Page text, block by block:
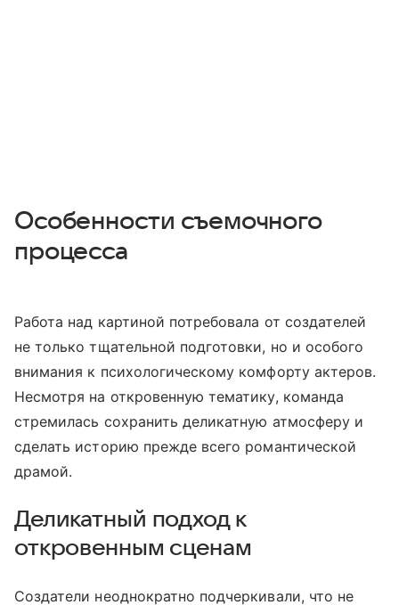
Особенности съемочного
процесса
Работа над картиной потребовала от создателей
не только тщательной подготовки, но и особого
внимания к психологическому комфорту актеров.
Несмотря на откровенную тематику, команда
стремилась сохранить деликатную атмосферу и
сделать историю прежде всего романтической
драмой.
Деликатный подход к
откровенным сценам
Создатели неоднократно подчеркивали, что не